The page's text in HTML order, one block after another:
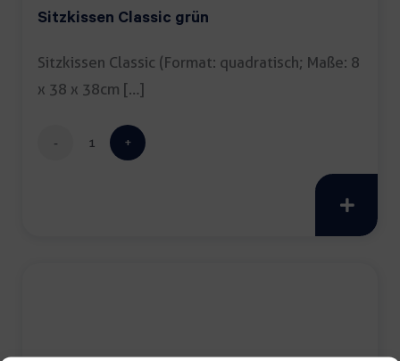
Sitzkissen Classic grün
Sitzkissen Classic (Format: quadratisch; Maße: 8
x 38 x 38cm […]
Sitzkissen